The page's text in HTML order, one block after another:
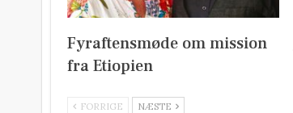
Fyraftensmøde om mission
fra Etiopien
FORRIGE NÆSTE